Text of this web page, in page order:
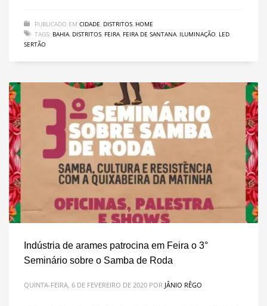
PUBLICADO EM CIDADE, DISTRITOS, HOME
TAGS: BAHIA, DISTRITOS, FEIRA, FEIRA DE SANTANA, ILUMINAÇÃO, LED,
SERTÃO
Indústria de arames patrocina em Feira o 3°
Seminário sobre o Samba de Roda
QUINTA-FEIRA, 6 DE FEVEREIRO DE 2020 POR JÂNIO RÊGO